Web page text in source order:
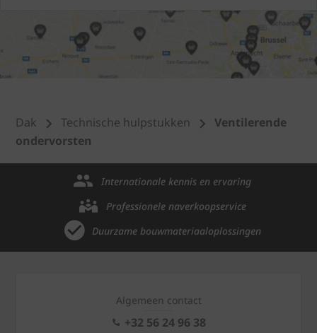
Dak Technische hulpstukken
Ventilerende
ondervorsten
Internationale kennis en ervaring
Professionele naverkoopservice
Duurzame bouwmateriaaloplossingen
Algemeen contact
+32 56 24 96 38